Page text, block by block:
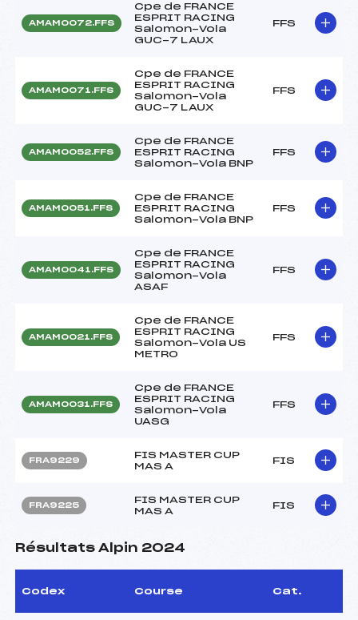
AMAM0072.FFS
Cpe de FRANCE
ESPRIT RACING
Salomon-Vola
GUC-7 LAUX
FFS
AMAM0071.FFS
Cpe de FRANCE
ESPRIT RACING
Salomon-Vola
GUC-7 LAUX
FFS
AMAM0052.FFS
Cpe de FRANCE
ESPRIT RACING
Salomon-Vola BNP
FFS
AMAM0051.FFS
Cpe de FRANCE
ESPRIT RACING
Salomon-Vola BNP
FFS
AMAM0041.FFS
Cpe de FRANCE
ESPRIT RACING
Salomon-Vola
ASAF
FFS
AMAM0021.FFS
Cpe de FRANCE
ESPRIT RACING
Salomon-Vola US
METRO
FFS
AMAM0031.FFS
Cpe de FRANCE
ESPRIT RACING
Salomon-Vola
UASG
FFS
FRA9229
FIS MASTER CUP
MAS A
FIS
FRA9225
FIS MASTER CUP
MAS A
FIS
Résultats Alpin 2024
Codex Course Cat.